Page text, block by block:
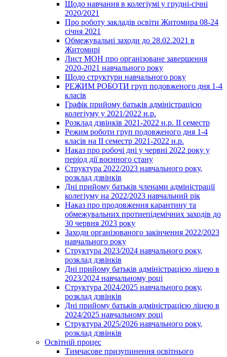
Щодо навчання в колегіумі у грудні-січні
2020/2021
Про роботу закладів освіти Житомира 08-24
січня 2021
Обмежувальні заходи до 28.02.2021 в
Житомирі
Лист МОН про організоване завершення
2020-2021 навчального року
Щодо структури навчального року
РЕЖИМ РОБОТИ груп подовженого дня 1-4
класів
Графік прийому батьків адміністрацією
колегіуму у 2021/2022 н.р.
Розклад дзвінків 2021-2022 н.р. ІІ семестр
Режим роботи груп подовженого дня 1-4
класів на ІІ семестр 2021-2022 н.р.
Наказ про робочі дні у червні 2022 року у
період дії воєнного стану
Структура 2022/2023 навчального року,
розклад дзвінків
Дні прийому батьків членами адміністрації
колегіуму на 2022/2023 навчальний рік
Наказ про продовження карантину та
обмежувальних протиепідемічних заходів до
30 червня 2023 року
Заходи організованого закінчення 2022/2023
навчального року
Структура 2023/2024 навчального року,
розклад дзвінків
Дні прийому батьків адміністрацією ліцею в
2023/2024 навчальному році
Структура 2024/2025 навчального року,
розклад дзвінків
Дні прийому батьків адміністрацією ліцею в
2024/2025 навчальному році
Структура 2025/2026 навчального року,
розклад дзвінків
Освітній процес
Тимчасове призупинення освітнього